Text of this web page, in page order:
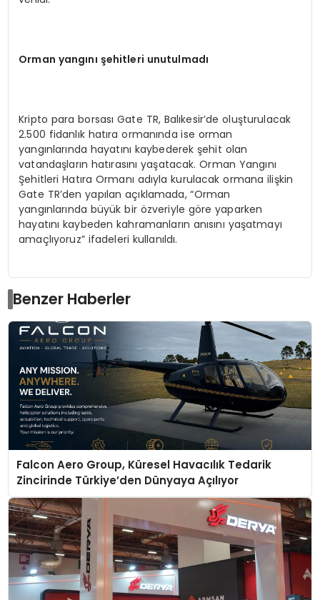
Orman yangını şehitleri unutulmadı
Kripto para borsası Gate TR, Balıkesir’de oluşturulacak
2.500 fidanlık hatıra ormanında ise orman
yangınlarında hayatını kaybederek şehit olan
vatandaşların hatırasını yaşatacak. Orman Yangını
Şehitleri Hatıra Ormanı adıyla kurulacak ormana ilişkin
Gate TR’den yapılan açıklamada, “Orman
yangınlarında büyük bir özveriyle göre yaparken
hayatını kaybeden kahramanların anısını yaşatmayı
amaçlıyoruz” ifadeleri kullanıldı.
Benzer Haberler
Falcon Aero Group, Küresel Havacılık Tedarik
Zincirinde Türkiye’den Dünyaya Açılıyor